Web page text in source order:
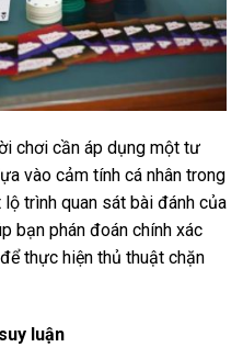
chơi cần áp dụng một tư
vào cảm tính cá nhân trong
trình quan sát bài đánh của
bạn phán đoán chính xác
thực hiện thủ thuật chặn
luận